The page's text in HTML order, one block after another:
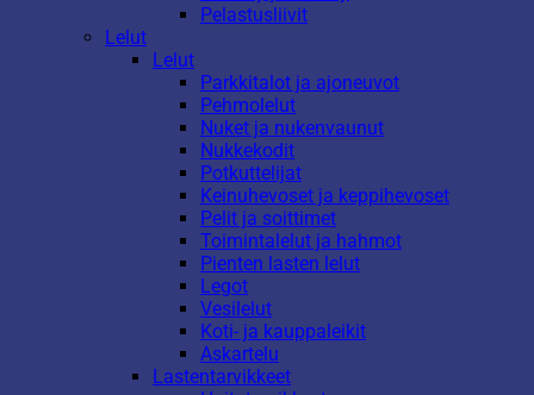
Pelastusliivit
Lelut
Lelut
Parkkitalot ja ajoneuvot
Pehmolelut
Nuket ja nukenvaunut
Nukkekodit
Potkuttelijat
Keinuhevoset ja keppihevoset
Pelit ja soittimet
Toimintalelut ja hahmot
Pienten lasten lelut
Legot
Vesilelut
Koti- ja kauppaleikit
Askartelu
Lastentarvikkeet